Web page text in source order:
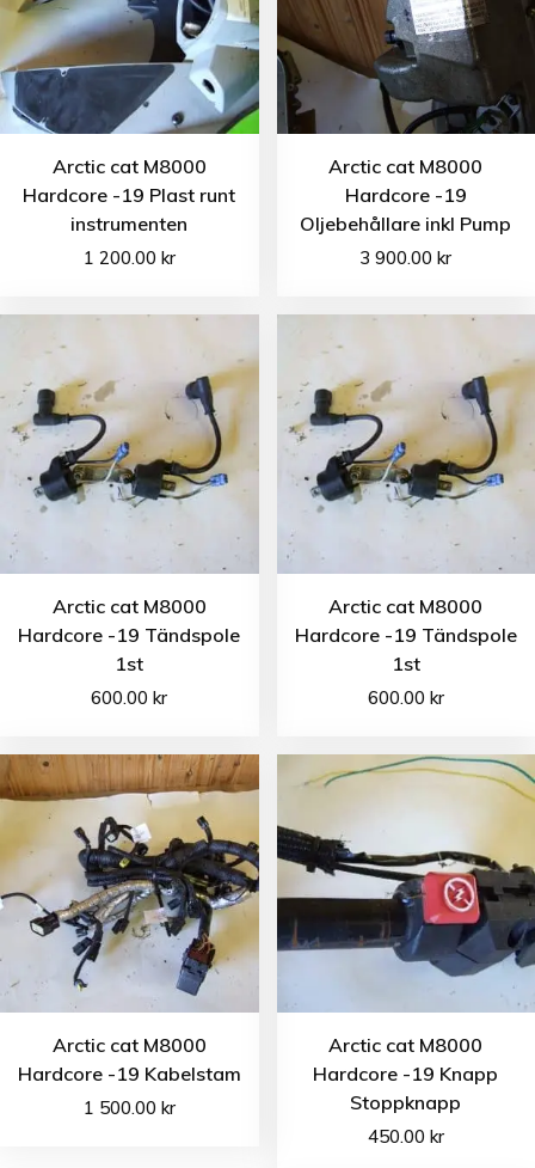
Arctic cat M8000
Hardcore -19 Plast runt
instrumenten
1 200.00 kr
Arctic cat M8000
Hardcore -19
Oljebehållare inkl Pump
3 900.00kr
Arctic cat M8000
Hardcore -19 Tändspole
1st
600.00kr
Arctic cat M8000
Hardcore -19 Tändspole
1st
600.00 kr
Arctic cat M8000
Hardcore -19 Kabelstam
1 500.00 kr
Arctic cat M8000
Hardcore -19 Knapp
Stoppknapp
450.00 kr